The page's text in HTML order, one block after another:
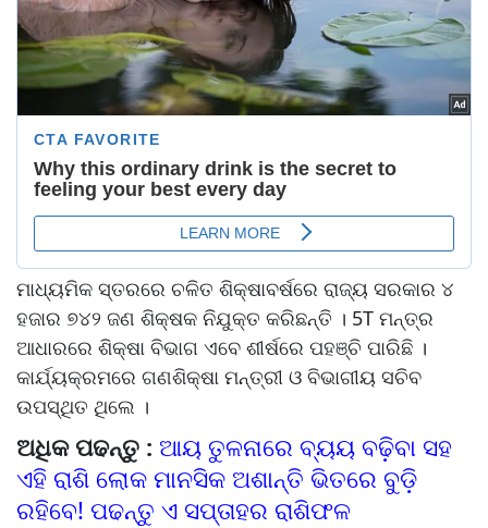
ମାଧ୍ୟମିକ ସ୍ତରରେ ଚଳିତ ଶିକ୍ଷାବର୍ଷରେ ରାଜ୍ୟ ସରକାର ୪
ହଜାର ୭୪୨ ଜଣ ଶିକ୍ଷକ ନିଯୁକ୍ତ କରିଛନ୍ତି । 5T ମନ୍ତ୍ର
ଆଧାରରେ ଶିକ୍ଷା ବିଭାଗ ଏବେ ଶୀର୍ଷରେ ପହଞ୍ଚି ପାରିଛି ।
କାର୍ଯ୍ୟକ୍ରମରେ ଗଣଶିକ୍ଷା ମନ୍ତ୍ରୀ ଓ ବିଭାଗୀୟ ସଚିବ
ଉପସ୍ଥିତ ଥିଲେ ।
ଅଧିକ ପଢନ୍ତୁ : ଆୟ ତୁଳନାରେ ବ୍ୟୟ ବଢ଼ିବା ସହ
ଏହି ରାଶି ଲୋକ ମାନସିକ ଅଶାନ୍ତି ଭିତରେ ବୁଡ଼ି
ରହିବେ! ପଢନ୍ତୁ ଏ ସପ୍ତାହର ରାଶିଫଳ